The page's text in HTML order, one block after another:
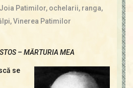
Pagina copiilor
Glosar
Condiții de Colaborare
Contact
Joia Patimilor, ochelarii, ranga,
,Vinerea Patimilor
– MĂRTURIA MEA
se